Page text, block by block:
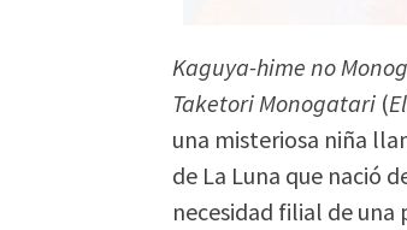
Kaguya-hime no
Taketori Monogatari (
una misteriosa niña
de La Luna que nació
necesidad filial de una